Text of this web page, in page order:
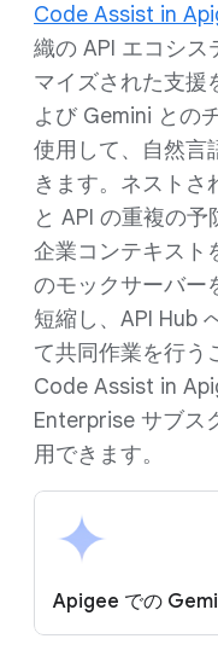
Code Assist in
織の API エコシス
マイズされた支援
よび Gemini との
使用して、自然言
きます。ネストさ
と API の重複の
企業コンテキスト
のモックサーバー
短縮し、API Hub
て共同作業を行う
Code Assist in
Enterprise サブス
用できます。
Apigee での